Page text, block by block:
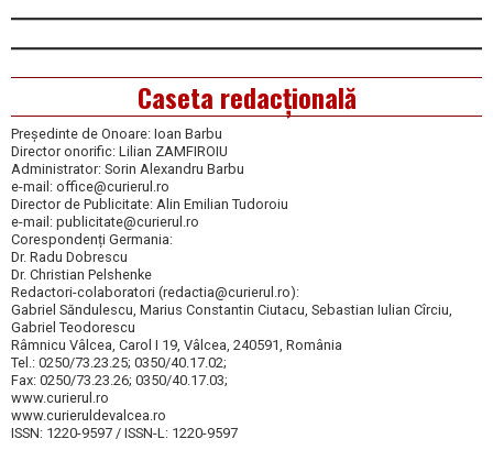
Caseta redacțională
Președinte de Onoare: Ioan Barbu
Director onorific: Lilian ZAMFIROIU
Administrator: Sorin Alexandru Barbu
e-mail: office@curierul.ro
Director de Publicitate: Alin Emilian Tudoroiu
e-mail: publicitate@curierul.ro
Corespondenți Germania:
Dr. Radu Dobrescu
Dr. Christian Pelshenke
Redactori-colaboratori (redactia@curierul.ro):
Gabriel Săndulescu, Marius Constantin Ciutacu, Sebastian Iulian Cîrciu,
Gabriel Teodorescu
Râmnicu Vâlcea, Carol I 19, Vâlcea, 240591, România
Tel.: 0250/73.23.25; 0350/40.17.02;
Fax: 0250/73.23.26; 0350/40.17.03;
www.curierul.ro
www.curieruldevalcea.ro
ISSN: 1220-9597 / ISSN-L: 1220-9597